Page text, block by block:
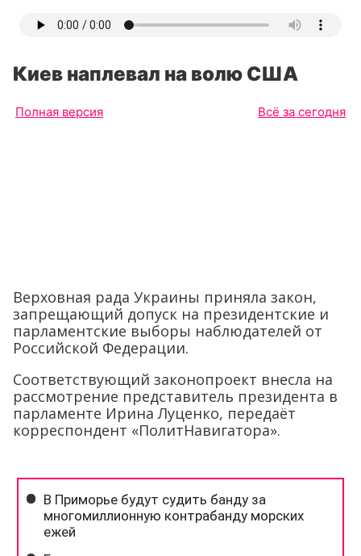
Киев наплевал на волю США
Полная версия Всё за сегодня
Верховная рада Украины приняла закон,
запрещающий допуск на президентские и
парламентские выборы наблюдателей от
Российской Федерации.
Соответствующий законопроект внесла на
рассмотрение представитель президента в
парламенте Ирина Луценко, передаёт
корреспондент «ПолитНавигатора».